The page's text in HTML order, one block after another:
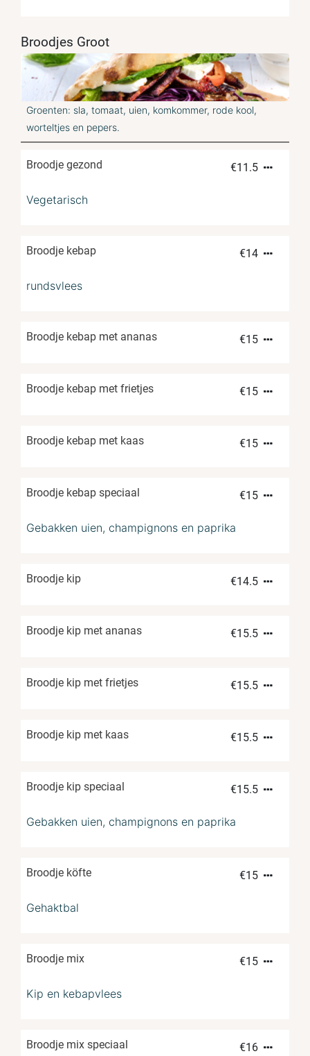
Broodjes Groot
Groenten: sla, tomaat, uien, komkommer, rode kool,
worteltjes en pepers.
Broodje gezond €11.5
Vegetarisch
Broodje kebap €14
rundsvlees
Broodje kebap met ananas €15
Broodje kebap met frietjes €15
Broodje kebap met kaas €15
Broodje kebap speciaal €15
Gebakken uien, champignons en paprika
Broodje kip €14.5
Broodje kip met ananas €15.5
Broodje kip met frietjes €15.5
Broodje kip met kaas €15.5
Broodje kip speciaal €15.5
Gebakken uien, champignons en paprika
Broodje köfte €15
Gehaktbal
Broodje mix €15
Kip en kebapvlees
Broodje mix speciaal €16